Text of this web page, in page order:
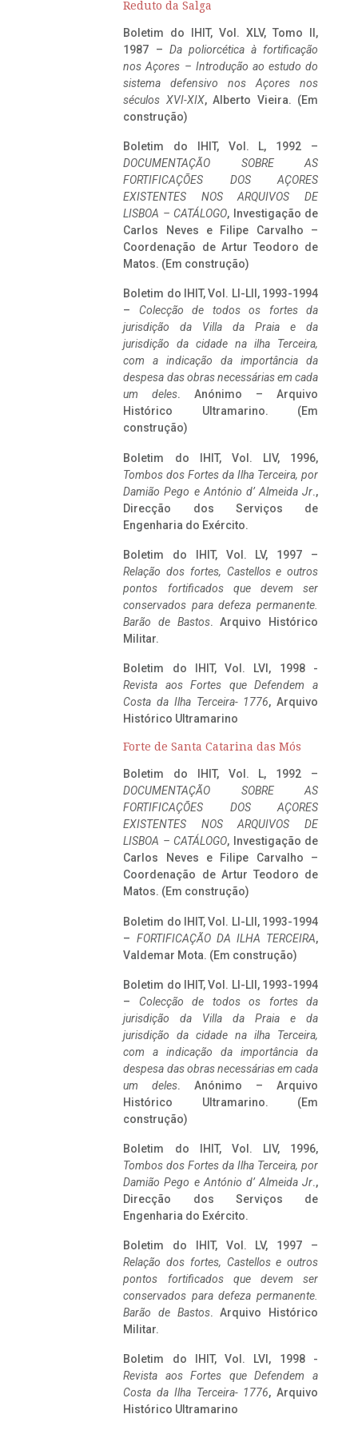
Reduto da Salga
Boletim do IHIT, Vol. XLV, Tomo II,
1987 – Da poliorcética à fortificação
nos Açores – Introdução ao estudo do
sistema defensivo nos Açores nos
séculos XVI-XIX, Alberto Vieira. (Em
construção)
Boletim do IHIT, Vol. L, 1992 –
DOCUMENTAÇÃO SOBRE AS
FORTIFICAÇÕES DOS AÇORES
EXISTENTES NOS ARQUIVOS DE
LISBOA – CATÁLOGO, Investigação de
Carlos Neves e Filipe Carvalho –
Coordenação de Artur Teodoro de
Matos. (Em construção)
Boletim do IHIT, Vol. LI-LII, 1993-1994
– Colecção de todos os fortes da
jurisdição da Villa da Praia e da
jurisdição da cidade na ilha Terceira,
com a indicação da importância da
despesa das obras necessárias em cada
um deles. Anónimo – Arquivo
Histórico Ultramarino. (Em
construção)
Boletim do IHIT, Vol. LIV, 1996,
Tombos dos Fortes da Ilha Terceira, por
Damião Pego e António d’ Almeida Jr.,
Direcção dos Serviços de
Engenharia do Exército.
Boletim do IHIT, Vol. LV, 1997 –
Relação dos fortes, Castellos e outros
pontos fortificados que devem ser
conservados para defeza permanente.
Barão de Bastos. Arquivo Histórico
Militar.
Boletim do IHIT, Vol. LVI, 1998 -
Revista aos Fortes que Defendem a
Costa da Ilha Terceira- 1776, Arquivo
Histórico Ultramarino
Forte de Santa Catarina das Mós
Boletim do IHIT, Vol. L, 1992 –
DOCUMENTAÇÃO SOBRE AS
FORTIFICAÇÕES DOS AÇORES
EXISTENTES NOS ARQUIVOS DE
LISBOA – CATÁLOGO, Investigação de
Carlos Neves e Filipe Carvalho –
Coordenação de Artur Teodoro de
Matos. (Em construção)
Boletim do IHIT, Vol. LI-LII, 1993-1994
– FORTIFICAÇÃO DA ILHA TERCEIRA,
Valdemar Mota. (Em construção)
Boletim do IHIT, Vol. LI-LII, 1993-1994
– Colecção de todos os fortes da
jurisdição da Villa da Praia e da
jurisdição da cidade na ilha Terceira,
com a indicação da importância da
despesa das obras necessárias em cada
um deles. Anónimo – Arquivo
Histórico Ultramarino. (Em
construção)
Boletim do IHIT, Vol. LIV, 1996,
Tombos dos Fortes da Ilha Terceira, por
Damião Pego e António d’ Almeida Jr.,
Direcção dos Serviços de
Engenharia do Exército.
Boletim do IHIT, Vol. LV, 1997 –
Relação dos fortes, Castellos e outros
pontos fortificados que devem ser
conservados para defeza permanente.
Barão de Bastos. Arquivo Histórico
Militar.
Boletim do IHIT, Vol. LVI, 1998 -
Revista aos Fortes que Defendem a
Costa da Ilha Terceira- 1776, Arquivo
Histórico Ultramarino